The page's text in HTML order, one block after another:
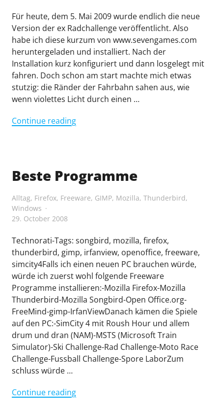
Für heute, dem 5. Mai 2009 wurde endlich die neue
Version der ex Radchallenge veröffentlicht. Also
habe ich diese kurzum von www.sevengames.com
heruntergeladen und installiert. Nach der
Installation kurz konfiguriert und dann losgelegt mit
fahren. Doch schon am start machte mich etwas
stutzig: die Ränder der Fahrbahn sahen aus, wie
wenn violettes Licht durch einen …
Continue reading"Die
Greentube"
Beste Programme
Alltag, Firefox, Freeware, GIMP, Mozilla, Thunderbird,
Windows
29. October 2008
Technorati-Tags: songbird, mozilla, firefox,
thunderbird, gimp, irfanview, openoffice, freeware,
simcity4Falls ich einen neuen PC brauchen würde,
würde ich zuerst wohl folgende Freeware
Programme installieren:-Mozilla Firefox-Mozilla
Thunderbird-Mozilla Songbird-Open Office.org-
FreeMind-gimp-IrfanViewDanach kämen die Spiele
auf den PC:-SimCity 4 mit Roush Hour und allem
drum und dran (NAM)-MSTS (Microsoft Train
Simulator)-Ski Challenge-Rad Challenge-Moto Race
Challenge-Fussball Challenge-Spore LaborZum
schluss würde …
Continue reading"Beste